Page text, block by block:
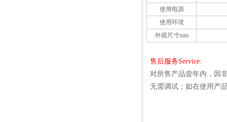
使用电源
使用环境
外观尺寸mm
售后服务Service:
对所售产品壹年内，因
无需调试；如在使用产